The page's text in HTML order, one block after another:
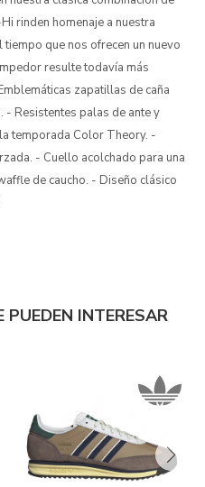
rinden homenaje a nuestra
que nos ofrecen un nuevo
resulte todavía más
zapatillas de caña
Resistentes palas de ante y
temporada Color Theory. -
- Cuello acolchado para una
de caucho. - Diseño clásico
INTERESAR